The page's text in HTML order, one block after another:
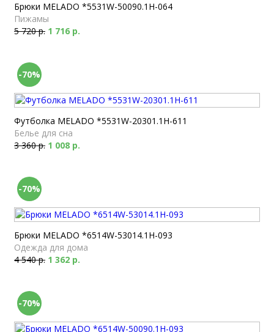
Брюки MELADO *5531W-50090.1H-064
Пижамы
5 720 р. 1 716 р.
-70%
Футболка MELADO *5531W-20301.1H-611
Белье для сна
3 360 р. 1 008 р.
-70%
Брюки MELADO *6514W-53014.1H-093
Одежда для дома
4 540 р. 1 362 р.
-70%